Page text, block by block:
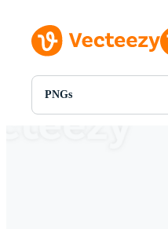
PNGs
Toutes Images